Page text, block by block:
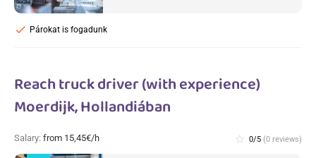
Párokat is fogadunk
check
Reach truck driver (with experience)
Moerdijk, Hollandiában
Salary: from 15,45€/h star_border 0/5 (0 reviews)